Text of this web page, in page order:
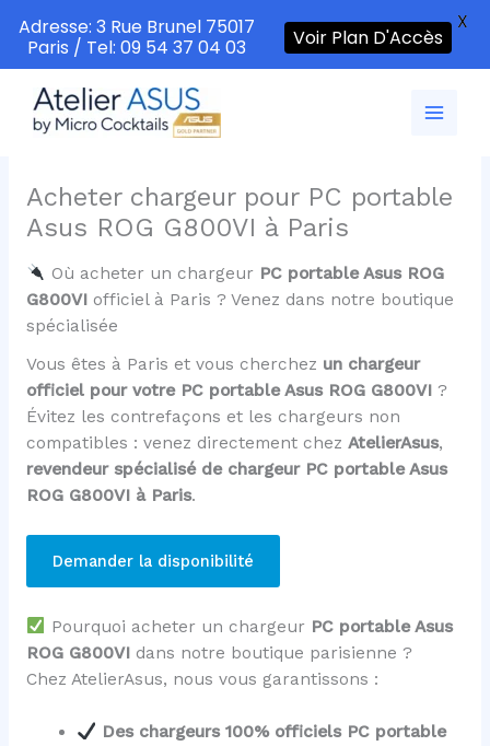
contenu
Acheter chargeur pour PC portable
Asus ROG G800VI à Paris
Où acheter un chargeur PC portable Asus ROG
G800VIofficiel à Paris ? Venez dans notre boutique
spécialisée
Vous êtes à Paris et vous cherchez un chargeur
officiel pour votre PC portable Asus ROG G800VI?
Évitez les contrefaçons et les chargeurs non
compatibles : venez directement chez AtelierAsus,
revendeur spécialisé de chargeur PC portable Asus
ROG G800VI à Paris.
Demander la disponibilité
Pourquoi acheter un chargeur PC portable Asus
ROG G800VIdans notre boutique parisienne ?
Chez AtelierAsus, nous vous garantissons :
Des chargeurs 100% officiels PC portable
Adresse: 3 Rue Brunel 75017
Paris / Tel: 09 54 37 04 03
Voir Plan D'Accès
X